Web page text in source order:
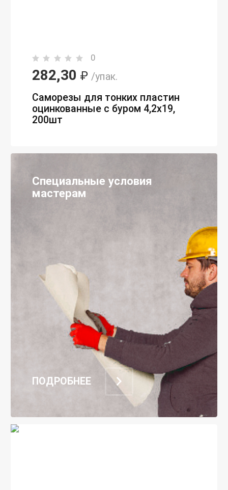
0
282,30 ₽ /упак.
Саморезы для тонких пластин
оцинкованные с буром 4,2х19,
200шт
Специальные условия
мастерам
ПОДРОБНЕЕ